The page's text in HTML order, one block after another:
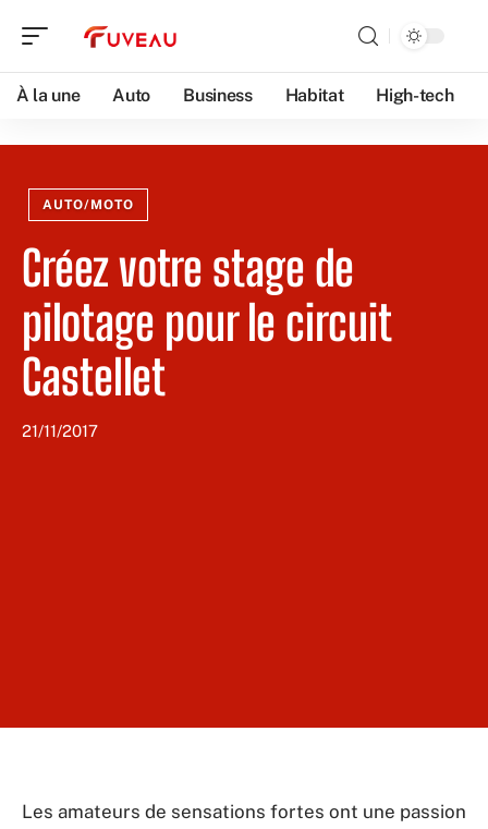
À la une Auto Business Habitat High-tech
AUTO/MOTO
Créez votre stage de
pilotage pour le circuit
Castellet
21/11/2017
Les amateurs de sensations fortes ont une passion